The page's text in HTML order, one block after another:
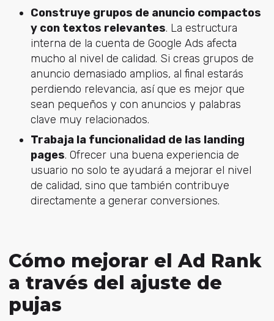
Construye grupos de anuncio compactos
y con textos relevantes. La estructura
interna de la cuenta de Google Ads afecta
mucho al nivel de calidad. Si creas grupos de
anuncio demasiado amplios, al final estarás
perdiendo relevancia, así que es mejor que
sean pequeños y con anuncios y palabras
clave muy relacionados.
Trabaja la funcionalidad de las landing
pages. Ofrecer una buena experiencia de
usuario no solo te ayudará a mejorar el nivel
de calidad, sino que también contribuye
directamente a generar conversiones.
Cómo mejorar el Ad Rank
a través del ajuste de
pujas